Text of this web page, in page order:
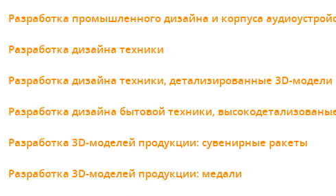
Разработка промышленного дизайна и корпуса
Разработка дизайна техники
Разработка дизайна техники, детализированные 3D-модели
Разработка дизайна бытовой техники,
Разработка 3D-моделей продукции: сувенирные ракеты
Разработка 3D-моделей продукции: медали